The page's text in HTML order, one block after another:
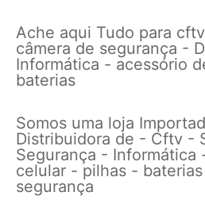
Ache aqui Tudo para
câmera de segurança -
Informática - acessório
baterias
Somos uma loja
Distribuidora de - Cftv -
Segurança - Informática
celular - pilhas -
segurança